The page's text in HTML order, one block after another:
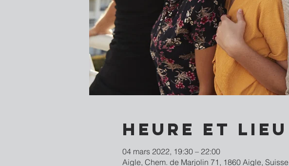
Heure et lieu
04 mars 2022, 19:30 – 22:00
Aigle, Chem. de Marjolin 71, 1860 Aigle, Suisse